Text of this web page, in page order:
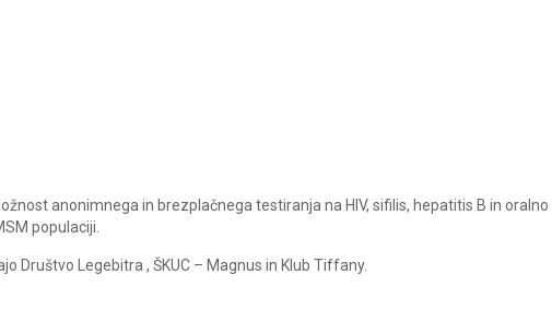
anonimnega in brezplačnega testiranja na HIV, sifilis, hepatitis B in oralno
populaciji.
Društvo Legebitra , ŠKUC – Magnus in Klub Tiffany.